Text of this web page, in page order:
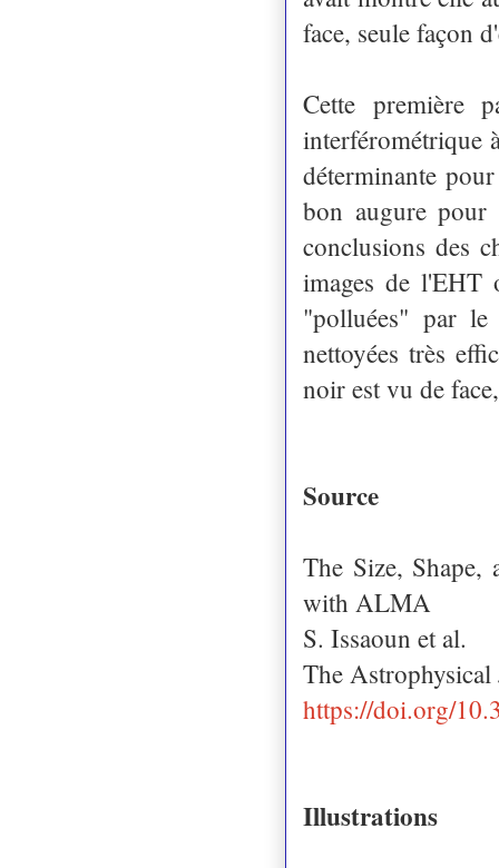
face, seule façon
Cette première
interférométrique
déterminante
bon augure pour
conclusions des
images de l'EHT
"polluées" par
nettoyées très
noir est vu de
Source
The Size,
with ALMA
S. Issaoun et al.
The
https://doi.org/
Illustrations